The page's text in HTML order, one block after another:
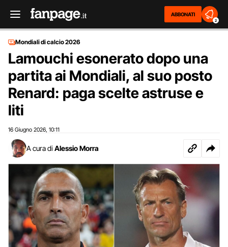
ABBONATI
2
Mondiali di calcio 2026
Lamouchi esonerato dopo una
partita ai Mondiali, al suo posto
Renard: paga scelte astruse e
liti
16 Giugno 2026 10:11
A cura di Alessio Morra